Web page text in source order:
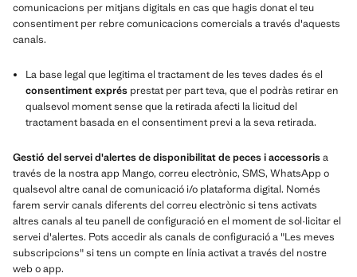
comunicacions per mitjans digitals en cas que hagis donat el teu
consentiment per rebre comunicacions comercials a través d'aquests
canals.
La base legal que legitima el tractament de les teves dades és el
consentiment exprés prestat per part teva, que el podràs retirar en
qualsevol moment sense que la retirada afecti la licitud del
tractament basada en el consentiment previ a la seva retirada.
Gestió del servei d'alertes de disponibilitat de peces i accessorisa
través de la nostra app Mango, correu electrònic, SMS, WhatsApp o
qualsevol altre canal de comunicació i/o plataforma digital. Només
farem servir canals diferents del correu electrònic si tens activats
altres canals al teu panell de configuració en el moment de sol·licitar el
servei d'alertes. Pots accedir als canals de configuració a "Les meves
subscripcions" si tens un compte en línia activat a través del nostre
web o app.